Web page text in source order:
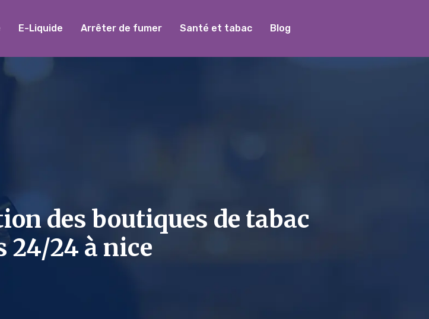
E-Liquide Arrêter de fumer Santé et tabac Blog
des boutiques de tabac
24/24 à nice